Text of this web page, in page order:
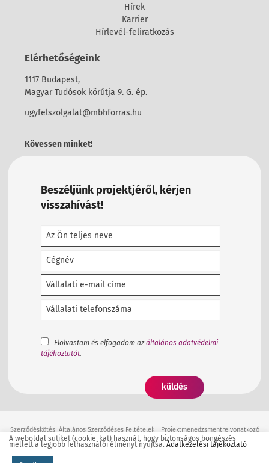
Hírek
Karrier
Hírlevél-feliratkozás
Elérhetőségeink
1117 Budapest,
Magyar Tudósok körútja 9. G. ép.
ugyfelszolgalat@mbhforras.hu
Kövessen minket!
Beszéljünk projektjéről, kérjen
visszahívást!
Elolvastam és elfogadom azáltalános adatvédelmi
tájékoztatót.
Szerződéskötési Általános Szerződéses Feltételek- Projektmenedzsmentre vonatkozó
Általános Szerződéses Feltételek
Elektronikus kapcsolattartásra vonatkozó Általános Szerződéses Feltételek
A weboldal sütiket (cookie-kat) használ, hogy biztonságos böngészés
mellett a legjobb felhasználói élményt nyújtsa. Adatkezelési tájékoztató